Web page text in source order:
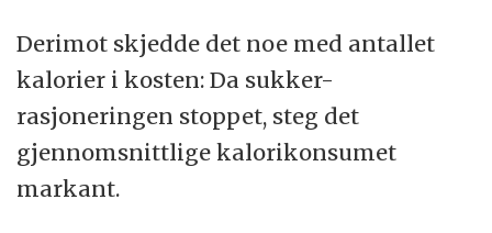
Derimot skjedde det noe med antallet
kalorier i kosten: Da sukker-
rasjoneringen stoppet, steg det
gjennomsnittlige kalorikonsumet
markant.